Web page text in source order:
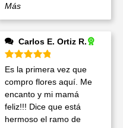
Más
Carlos E. Ortiz R.
Valorado en5de 5
Es la primera vez que
compro flores aquí. Me
encanto y mi mamá
feliz!!! Dice que está
hermoso el ramo de